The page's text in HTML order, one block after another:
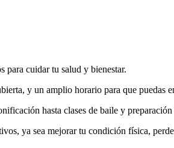
para cuidar tu salud y bienestar.
y un amplio horario para que puedas
hasta clases de baile y
ya sea mejorar tu condición física,